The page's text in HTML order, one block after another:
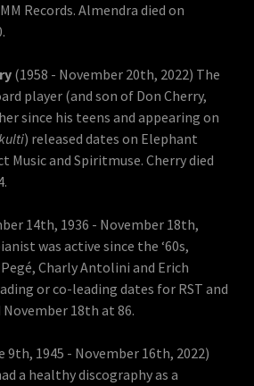
Records. Almendra died on
(1958 - November 20th, 2022) The
player (and son of Don Cherry,
since his teens and appearing on
) released dates on Elephant
Music and Spiritmuse. Cherry died
14th, 1936 - November 18th,
was active since the ‘60s,
Charly Antolini and Erich
or co-leading dates for RST and
18th at 86.
9th, 1945 - November 16th, 2022)
a healthy discography as a